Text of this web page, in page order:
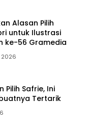
Alasan Pilih
untuk Ilustrasi
ke-56 Gramedia
2026
Pilih Safrie, Ini
Tertarik